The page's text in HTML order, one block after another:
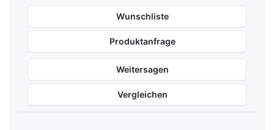
Wunschliste
Produktanfrage
Weitersagen
Vergleichen